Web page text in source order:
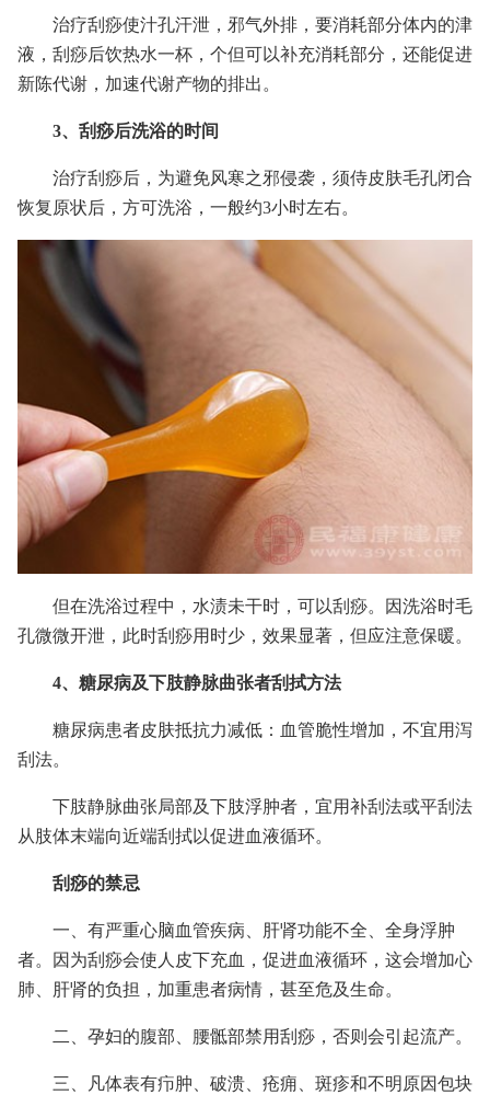
治疗刮痧使汁孔汗泄，邪气外排，要消耗部分体内的津
液，刮痧后饮热水一杯，个但可以补充消耗部分，还能促进
新陈代谢，加速代谢产物的排出。
3、刮痧后洗浴的时间
治疗刮痧后，为避免风寒之邪侵袭，须侍皮肤毛孔闭合
恢复原状后，方可洗浴，一般约3小时左右。
但在洗浴过程中，水渍未干时，可以刮痧。因洗浴时毛
孔微微开泄，此时刮痧用时少，效果显著，但应注意保暖。
4、糖尿病及下肢静脉曲张者刮拭方法
糖尿病患者皮肤抵抗力减低：血管脆性增加，不宜用泻
刮法。
下肢静脉曲张局部及下肢浮肿者，宜用补刮法或平刮法
从肢体末端向近端刮拭以促进血液循环。
刮痧的禁忌
一、有严重心脑血管疾病、肝肾功能不全、全身浮肿
者。因为刮痧会使人皮下充血，促进血液循环，这会增加心
肺、肝肾的负担，加重患者病情，甚至危及生命。
二、孕妇的腹部、腰骶部禁用刮痧，否则会引起流产。
三、凡体表有疖肿、破溃、疮痈、斑疹和不明原因包块